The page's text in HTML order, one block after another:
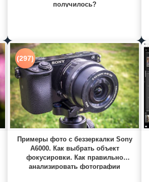
получилось?
(297)
Примеры фото с беззеркалки Sony
A6000. Как выбрать объект
фокусировки. Как правильно
анализировать фотографии